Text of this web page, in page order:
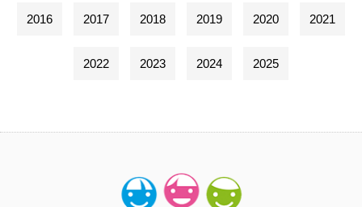
2016 2017 2018 2019 2020 2021
2022 2023 2024 2025